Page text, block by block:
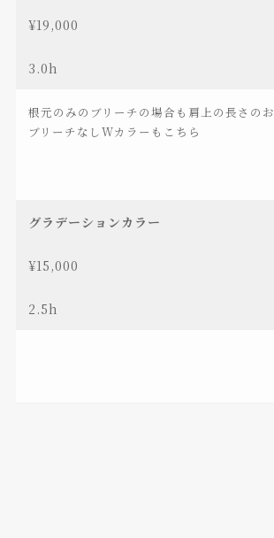
¥19,000
3.0h
根元のみのブリーチの場合も肩上の長さの
ブリーチなしWカラーもこちら
グラデーションカラー
¥15,000
2.5h